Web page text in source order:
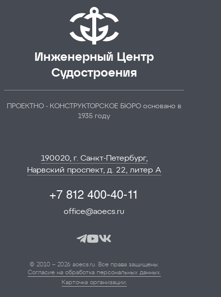
Инженерный Центр
Судостроения
ПРОЕКТНО - КОНСТРУКТОРСКОЕ БЮРО основано в
1935 году
190020, г. Санкт-Петербург,
Нарвский проспект, д. 22, литер А
+7 812 400-40-11
office@aoecs.ru
© 2010 – 2026 aoecs.ru. Все права защищены.
Согласие на обработка персональных данных.
Карточка организации.